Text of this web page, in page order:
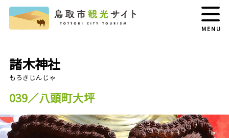
MENU
諸木神社
039／八頭町大坪